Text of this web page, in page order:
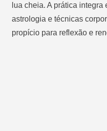
lua cheia. A prática
astrologia e técnicas
propício para reflexão e